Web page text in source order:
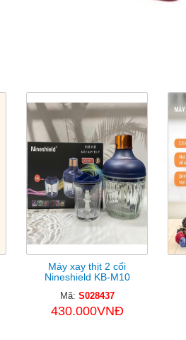
Máy xay thịt 2 cối
Nineshield KB-M10
Mã: S028437
430.000VNĐ